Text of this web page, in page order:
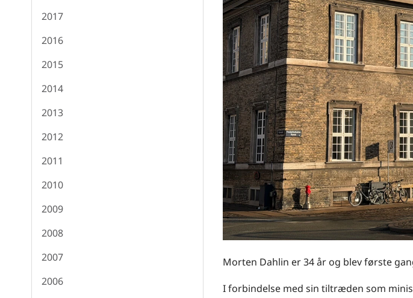
2017
2016
2015
2014
2013
2012
2011
2010
2009
2008
2007
2006
Morten Dahlin er 34 år og blev første
I forbindelse med sin tiltræden som